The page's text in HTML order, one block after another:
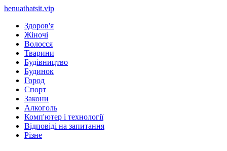
henuathatsit.vip
Здоров'я
Жіночі
Волосся
Тварини
Будівництво
Будинок
Город
Спорт
Закони
Алкоголь
Комп'ютер і технології
Відповіді на запитання
Різне